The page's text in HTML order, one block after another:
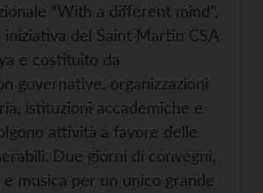
“With a different mind”,
iniziativa del Saint Martin CSA
e costituito da
governative, organizzazioni
istituzioni accademiche e
attività a favore delle
Due giorni di convegni,
musica per un unico grande